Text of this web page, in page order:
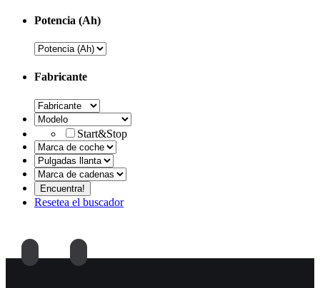
Potencia (Ah)
Fabricante
Start&Stop
Resetea el buscador